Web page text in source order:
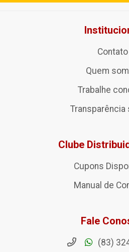
Contato
Quem
Trabalhe
Transparência
Clube
Cupons
Manual de
Fale
(83)